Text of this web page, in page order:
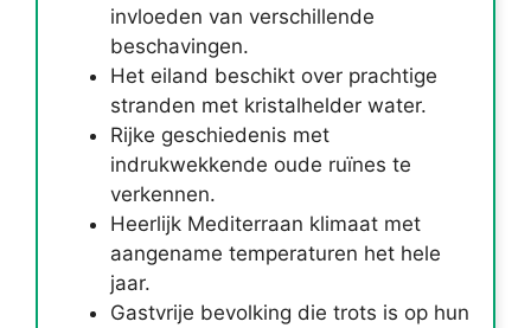
invloeden van verschillende
beschavingen.
Het eiland beschikt over prachtige
stranden met kristalhelder water.
Rijke geschiedenis met
indrukwekkende oude ruïnes te
verkennen.
Heerlijk Mediterraan klimaat met
aangename temperaturen het hele
jaar.
Gastvrije bevolking die trots is op hun